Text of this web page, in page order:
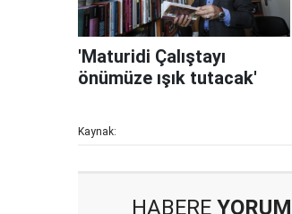
'Maturidi Çalıştayı
önümüze ışık tutacak'
Kaynak:
HABERE